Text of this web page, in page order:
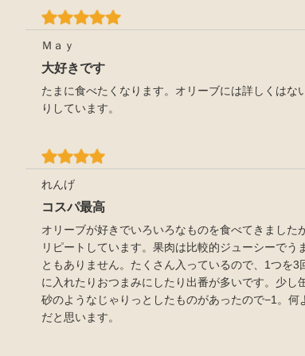
Ｍａｙ
大好きです
たまに食べたくなります。オリーブには詳しくはな
りしています。
れんげ
コスパ最高
オリーブが好きでいろいろなものを食べてきました
リピートしています。果肉は比較的ジューシーでう
ともありません。たくさん入っているので、1つを
に入れたりおつまみにしたり出番が多いです。少し
砂のようなじゃりっとしたものがあったので−1。
だと思います。